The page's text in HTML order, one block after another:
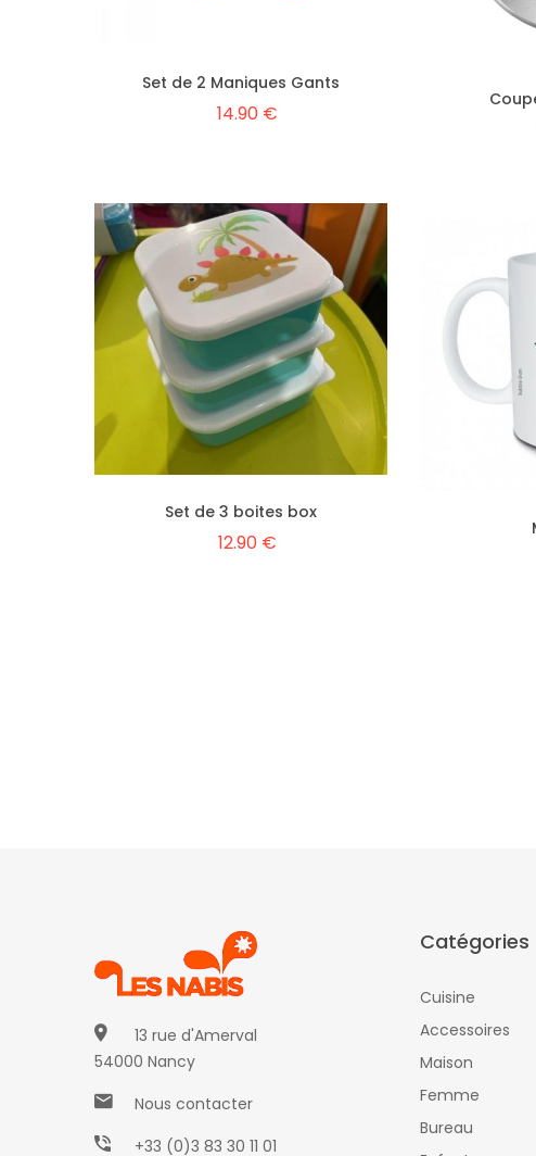
Set de 2 Maniques Gants
14.90 €
Set de 3 boites box
12.90 €
13 rue d'Amerval
54000 Nancy
Nous contacter
+33 (0)3 83 30 11 01
Catégories
Cuisine
Accessoires
Maison
Femme
Bureau